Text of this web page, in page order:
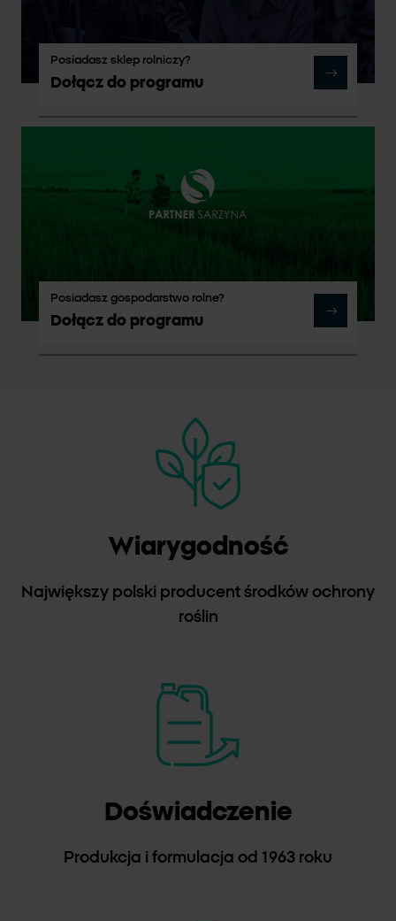
Posiadasz sklep rolniczy?
Dołącz do programu
Posiadasz gospodarstwo rolne?
Dołącz do programu
Wiarygodność
Największy polski producent środków ochrony
roślin
Doświadczenie
Produkcja i formulacja od 1963 roku